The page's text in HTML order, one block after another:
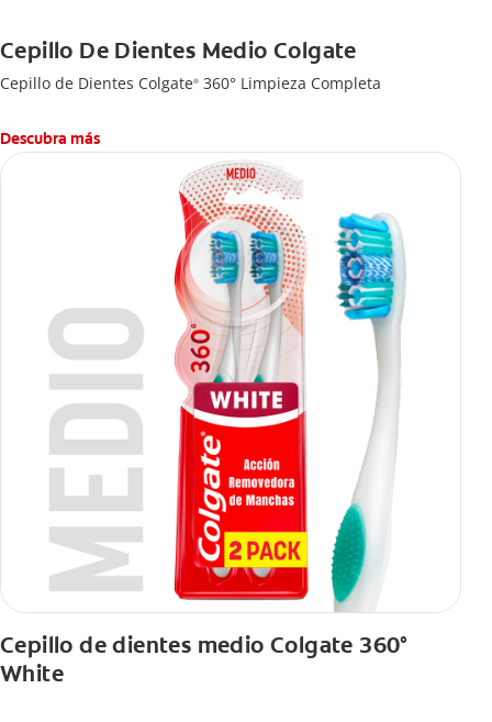
Cepillo De Dientes Medio Colgate
Cepillo de Dientes Colgate® 360° Limpieza Completa
Descubra más
Cepillo de dientes medio Colgate 360°
White